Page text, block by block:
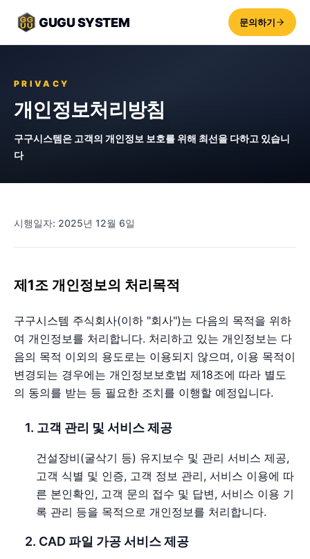
GUGU SYSTEM 문의하기
PRIVACY
개인정보처리방침
구구시스템은 고객의 개인정보 보호를 위해 최선을 다하고 있습니
다
시행일자: 2025년 12월 6일
제1조 개인정보의 처리목적
구구시스템 주식회사(이하 "회사")는 다음의 목적을 위하
여 개인정보를 처리합니다. 처리하고 있는 개인정보는 다
음의 목적 이외의 용도로는 이용되지 않으며, 이용 목적이
변경되는 경우에는 개인정보보호법 제18조에 따라 별도
의 동의를 받는 등 필요한 조치를 이행할 예정입니다.
1. 고객 관리 및 서비스 제공
건설장비(굴삭기 등) 유지보수 및 관리 서비스 제공,
고객 식별 및 인증, 고객 정보 관리, 서비스 이용에 따
른 본인확인, 고객 문의 접수 및 답변, 서비스 이용 기
록 관리 등을 목적으로 개인정보를 처리합니다.
2. CAD 파일 가공 서비스 제공